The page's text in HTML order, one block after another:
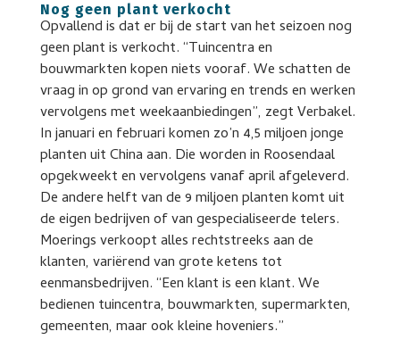
Nog geen plant verkocht
Opvallend is dat er bij de start van het seizoen nog
geen plant is verkocht. “Tuincentra en
bouwmarkten kopen niets vooraf. We schatten de
vraag in op grond van ervaring en trends en werken
vervolgens met weekaanbiedingen”, zegt Verbakel.
In januari en februari komen zo’n 4,5 miljoen jonge
planten uit China aan. Die worden in Roosendaal
opgekweekt en vervolgens vanaf april afgeleverd.
De andere helft van de 9 miljoen planten komt uit
de eigen bedrijven of van gespecialiseerde telers.
Moerings verkoopt alles rechtstreeks aan de
klanten, variërend van grote ketens tot
eenmansbedrijven. “Een klant is een klant. We
bedienen tuincentra, bouwmarkten, supermarkten,
gemeenten, maar ook kleine hoveniers.”